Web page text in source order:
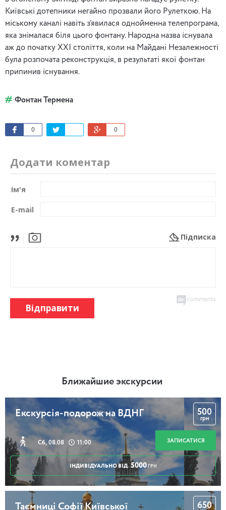
Київські дотепники негайно прозвали його Рулеткою. На
міському каналі навіть з’явилася однойменна телепрограма,
яка знімалася біля цього фонтану. Народна назва існувала
аж до початку ХХІ століття, коли на Майдані Незалежності
була розпочата реконструкція, в результаті якої фонтан
припинив існування.
Фонтан Термена
0 0
Додати коментар
Ім'я
E-mail
Підписка
Відправити
Ближайшие экскурсии
Екскурсія-подорож на ВДНГ
Сб, 08.08 11:00
500
грн
ЗАПИСАТИСЯ
ІНДИВІДУАЛЬНО ВІД 5000 ГРН
Таємниці Софії Київської 650